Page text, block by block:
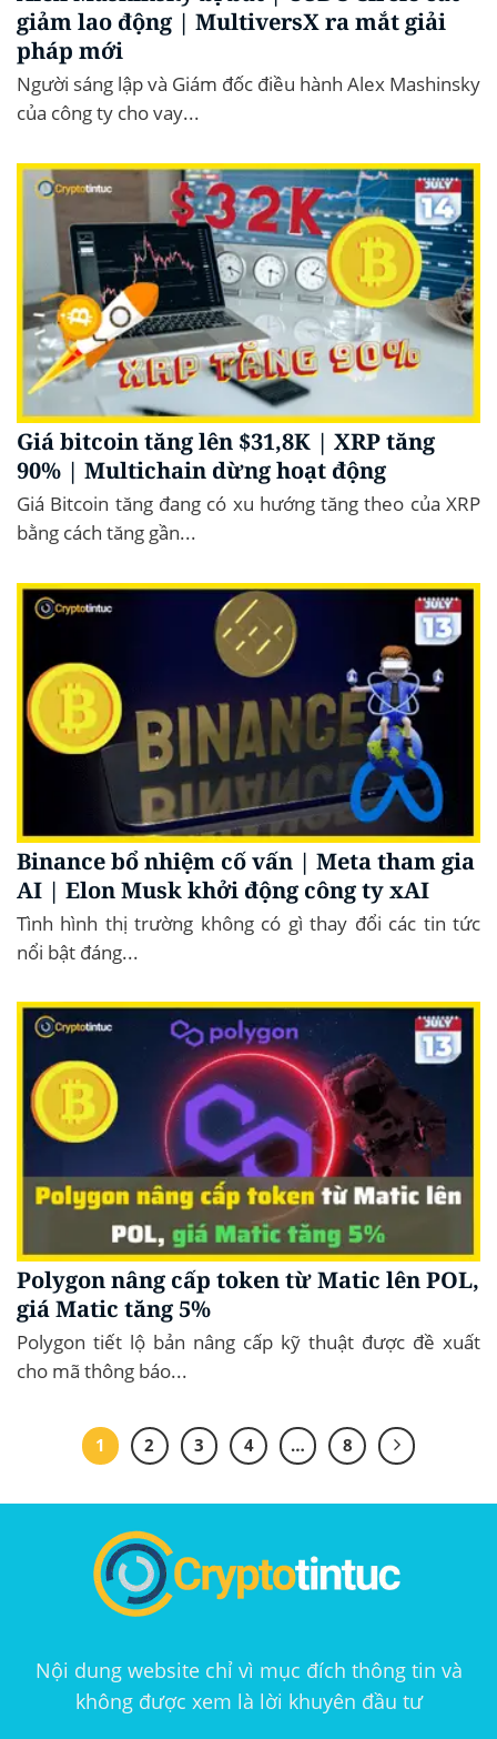
giảm lao động | MultiversX ra mắt giải
pháp mới
Người sáng lập và Giám đốc điều hành Alex Mashinsky
của công ty cho vay...
Giá bitcoin tăng lên $31,8K | XRP tăng
90% | Multichain dừng hoạt động
Giá Bitcoin tăng đang có xu hướng tăng theo của XRP
bằng cách tăng gần...
Binance bổ nhiệm cố vấn | Meta tham gia
AI | Elon Musk khởi động công ty xAI
Tình hình thị trường không có gì thay đổi các tin tức
nổi bật đáng...
Polygon nâng cấp token từ Matic lên POL,
giá Matic tăng 5%
Polygon tiết lộ bản nâng cấp kỹ thuật được đề xuất
cho mã thông báo...
1 2 3 4 … 8
Nội dung website chỉ vì mục đích thông tin và
không được xem là lời khuyên đầu tư